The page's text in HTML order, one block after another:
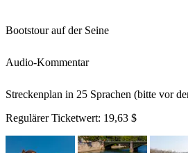
Bootstour auf der Seine
Audio-Kommentar
Streckenplan in 25 Sprachen (bitte vor
Regulärer Ticketwert: 19,63 $